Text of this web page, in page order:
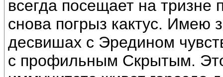
всегда посещает на тризне
снова погрыз кактус. Имею
десвишах с Эредином
с профильным Скрытым.